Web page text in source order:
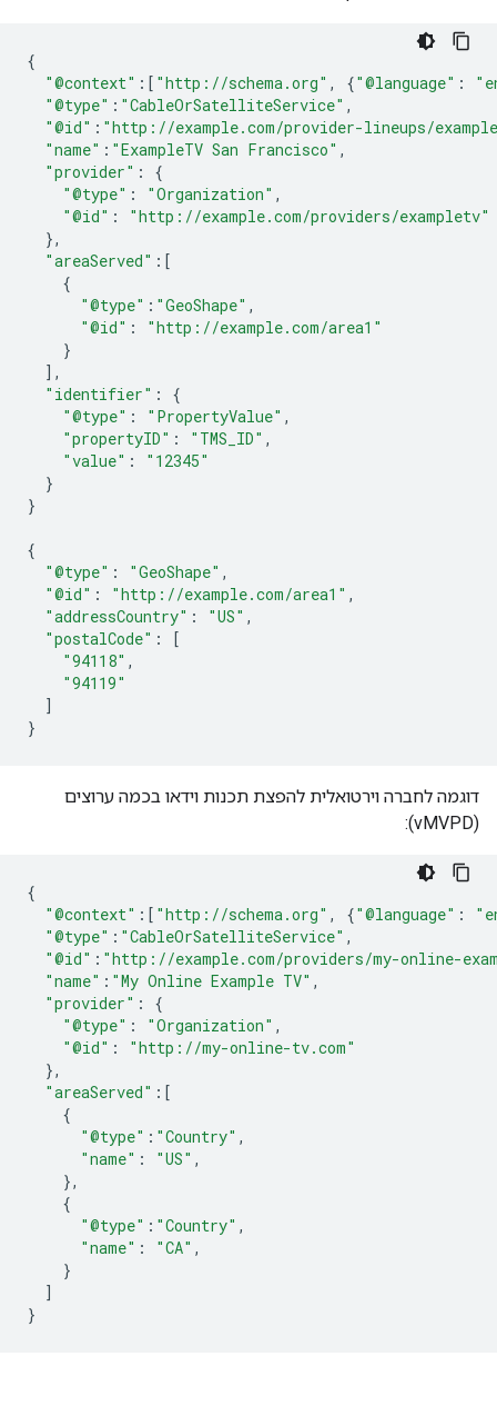
{
"@context" :[ "http://schema.org" , {"@language" :
"@type" : "CableOrSatelliteService" ,
"@id" : "http://example.com/provider-lineups/
"name" : "ExampleTV San Francisco" ,
"provider" :
{
"@type" : "Organization" ,
"@id" :
"http://example.com/providers/exampletv"
},
"areaServed" :[
{
"@type" : "GeoShape" ,
"@id" :
"http://example.com/area1"
}
],
"identifier" :
{
"@type" : "PropertyValue" ,
"propertyID" : "TMS_ID" ,
"value" :
"12345"
}
}
{
"@type" : "GeoShape" ,
"@id" : "http://example.com/area1" ,
"addressCountry" : "US" ,
"postalCode" :
[
"94118" ,
"94119"
]
}
דוגמה לחברה וירטואלית להפצת תכנות וידאו בכמה ערוצים
(vMVPD):
{
"@context" :[ "http://schema.org" , {"@language" :
"@type" : "CableOrSatelliteService" ,
"@id" : "http://example.com/providers/my-online-
"name" : "My Online Example TV" ,
"provider" :
{
"@type" : "Organization" ,
"@id" :
"http://my-online-tv.com"
},
"areaServed" :[
{
"@type" : "Country" ,
"name" : "US" ,
},
{
"@type" : "Country" ,
"name" : "CA" ,
}
]
}